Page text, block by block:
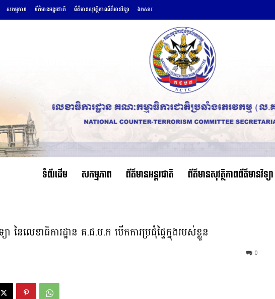
សកម្មភាព ព័ត៌មានអន្តរជាតិ ព័ត៌មានសុវត្ថិភាពព័ត៌មានវិទ្យា ឯកសារ
ទំព័រដើម សកម្មភាព ព័ត៌មានអន្តរជាតិ ព័ត៌មានសុវត្ថិភាពព័ត៌មានវិទ្យា
ា​ នៃលេខា​ធិការដ្ឋាន គ.ជ.ប.ភ ​បើក​ការ​ប្រជុំ​ផ្ទៃក្នុងរបស់​ខ្លួន​
0